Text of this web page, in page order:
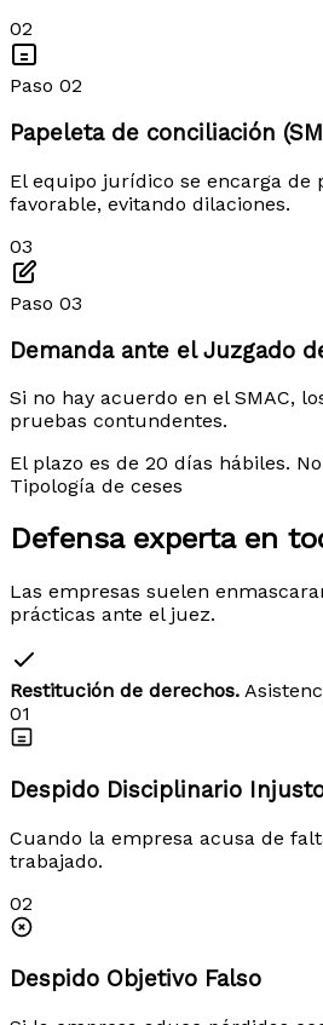
02
Paso 02
Papeleta de conciliación
El equipo jurídico se encarga
favorable, evitando dilaciones.
03
Paso 03
Demanda ante el Juzgado
Si no hay acuerdo en el SMAC,
pruebas contundentes.
El plazo es de 20 días hábiles.
Tipología de ceses
Defensa experta en
Las empresas suelen
prácticas ante el juez.
Restitución de derechos.
01
Despido Disciplinario
Cuando la empresa acusa de
trabajado.
02
Despido Objetivo Falso